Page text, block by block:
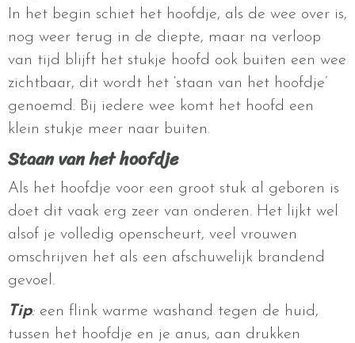
In het begin schiet het hoofdje, als de wee over is,
nog weer terug in de diepte, maar na verloop
van tijd blijft het stukje hoofd ook buiten een wee
zichtbaar, dit wordt het ‘staan van het hoofdje’
genoemd. Bij iedere wee komt het hoofd een
klein stukje meer naar buiten.
Staan van het hoofdje
Als het hoofdje voor een groot stuk al geboren is
doet dit vaak erg zeer van onderen. Het lijkt wel
alsof je volledig openscheurt, veel vrouwen
omschrijven het als een afschuwelijk brandend
gevoel.
Tip: een flink warme washand tegen de huid,
tussen het hoofdje en je anus, aan drukken